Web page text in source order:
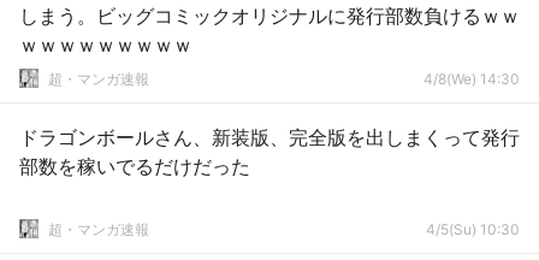
しまう。ビッグコミックオリジナルに発行部数負けるｗｗ
ｗｗｗｗｗｗｗｗｗ
超・マンガ速報 4/8(We) 14:30
ドラゴンボールさん、新装版、完全版を出しまくって発行
部数を稼いでるだけだった
超・マンガ速報 4/5(Su) 10:30